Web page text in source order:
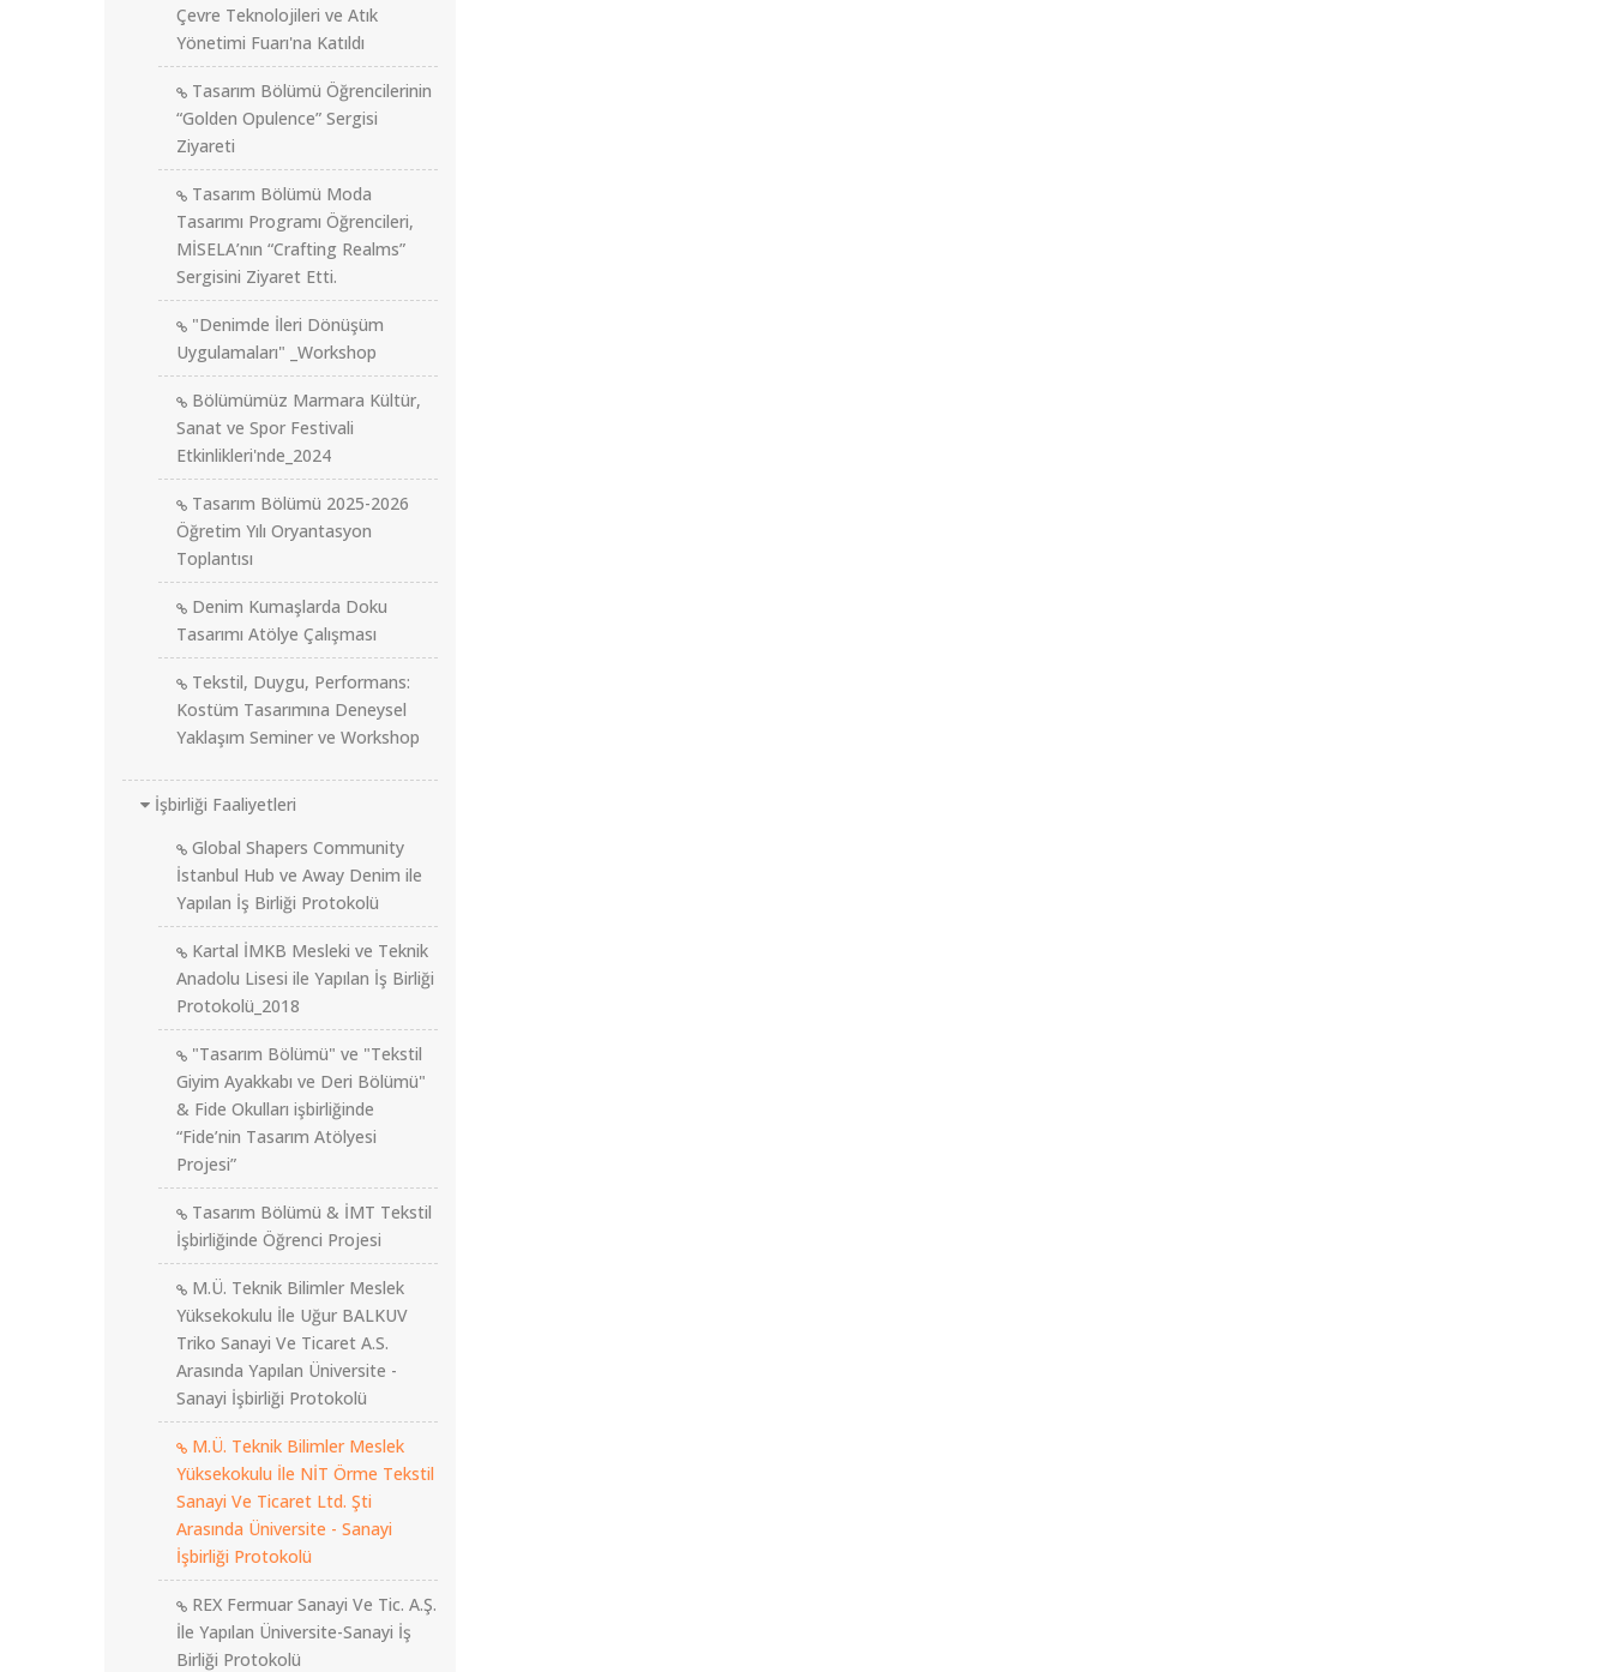
Çevre Teknolojileri ve Atık
Yönetimi Fuarı'na Katıldı
Tasarım Bölümü Öğrencilerinin
“Golden Opulence” Sergisi
Ziyareti
Tasarım Bölümü Moda
Tasarımı Programı Öğrencileri,
MİSELA’nın “Crafting Realms”
Sergisini Ziyaret Etti.
"Denimde İleri Dönüşüm
Uygulamaları" _Workshop
Bölümümüz Marmara Kültür,
Sanat ve Spor Festivali
Etkinlikleri'nde_2024
Tasarım Bölümü 2025-2026
Öğretim Yılı Oryantasyon
Toplantısı
Denim Kumaşlarda Doku
Tasarımı Atölye Çalışması
Tekstil, Duygu, Performans:
Kostüm Tasarımına Deneysel
Yaklaşım Seminer ve Workshop
İşbirliği Faaliyetleri
Global Shapers Community
İstanbul Hub ve Away Denim ile
Yapılan İş Birliği Protokolü
Kartal İMKB Mesleki ve Teknik
Anadolu Lisesi ile Yapılan İş Birliği
Protokolü_2018
"Tasarım Bölümü" ve "Tekstil
Giyim Ayakkabı ve Deri Bölümü"
& Fide Okulları işbirliğinde
“Fide’nin Tasarım Atölyesi
Projesi”
Tasarım Bölümü & İMT Tekstil
İşbirliğinde Öğrenci Projesi
M.Ü. Teknik Bilimler Meslek
Yüksekokulu İle Uğur BALKUV
Triko Sanayi Ve Ticaret A.S.
Arasında Yapılan Üniversite -
Sanayi İşbirliği Protokolü
M.Ü. Teknik Bilimler Meslek
Yüksekokulu İle NİT Örme Tekstil
Sanayi Ve Ticaret Ltd. Şti
Arasında Üniversite - Sanayi
İşbirliği Protokolü
REX Fermuar Sanayi Ve Tic. A.Ş.
İle Yapılan Üniversite-Sanayi İş
Birliği Protokolü